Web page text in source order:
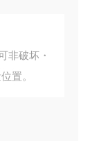
非破坏・
置。